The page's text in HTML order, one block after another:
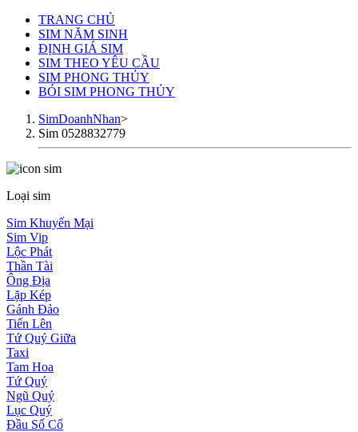
TRANG CHỦ
SIM NĂM SINH
ĐỊNH GIÁ SIM
SIM THEO YÊU CẦU
SIM PHONG THỦY
BÓI SIM PHONG THỦY
SimDoanhNhan>
Sim 0528832779
Loại sim
Sim Khuyến Mại
Sim Vip
Lộc Phát
Thần Tài
Ông Địa
Lặp Kép
Gánh Đảo
Tiến Lên
Tứ Quý Giữa
Taxi
Tam Hoa
Tứ Quý
Ngũ Quý
Lục Quý
Đầu Số Cổ